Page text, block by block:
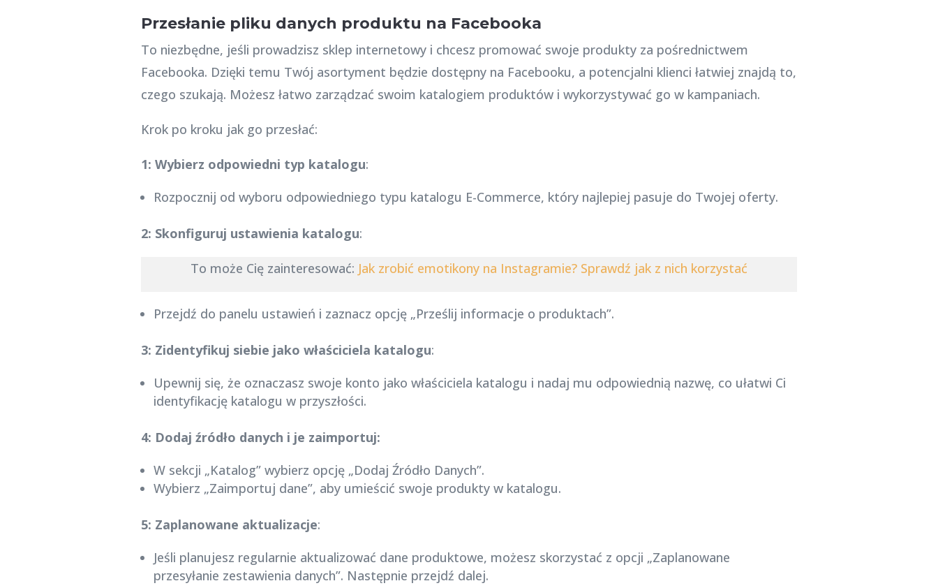
Przesłanie pliku danych produktu na Facebooka
To niezbędne, jeśli prowadzisz sklep internetowy i chcesz promować swoje produkty za pośrednictwem
Facebooka. Dzięki temu Twój asortyment będzie dostępny na Facebooku, a potencjalni klienci łatwiej znajdą to,
czego szukają. Możesz łatwo zarządzać swoim katalogiem produktów i wykorzystywać go w kampaniach.
Krok po kroku jak go przesłać:
1: Wybierz odpowiedni typ katalogu:
Rozpocznij od wyboru odpowiedniego typu katalogu E-Commerce, który najlepiej pasuje do Twojej oferty.
2: Skonfiguruj ustawienia katalogu:
To może Cię zainteresować: Jak zrobić emotikony na Instagramie? Sprawdź jak z nich korzystać
Przejdź do panelu ustawień i zaznacz opcję „Prześlij informacje o produktach”.
3: Zidentyfikuj siebie jako właściciela katalogu:
Upewnij się, że oznaczasz swoje konto jako właściciela katalogu i nadaj mu odpowiednią nazwę, co ułatwi Ci
identyfikację katalogu w przyszłości.
4: Dodaj źródło danych i je zaimportuj:
W sekcji „Katalog” wybierz opcję „Dodaj Źródło Danych”.
Wybierz „Zaimportuj dane”, aby umieścić swoje produkty w katalogu.
5: Zaplanowane aktualizacje:
Jeśli planujesz regularnie aktualizować dane produktowe, możesz skorzystać z opcji „Zaplanowane
przesyłanie zestawienia danych”. Następnie przejdź dalej.